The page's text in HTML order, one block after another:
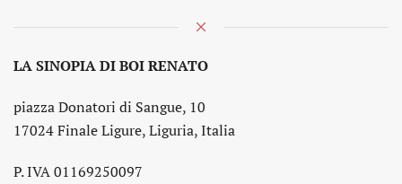
LA SINOPIA DI BOI RENATO
piazza Donatori di Sangue, 10
17024 Finale Ligure, Liguria, Italia
P. IVA 01169250097